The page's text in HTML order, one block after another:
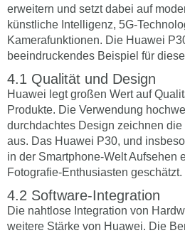
erweitern und setzt dabei auf
künstliche Intelligenz, 5G-
Kamerafunktionen. Die Huawei
beeindruckendes Beispiel für
Qualität und Design
Huawei legt großen Wert auf
Produkte. Die Verwendung
durchdachtes Design zeichnen
aus. Das Huawei P30, und
in der Smartphone-Welt Aufsehen
Fotografie-Enthusiasten geschätzt.
Software-Integration
Die nahtlose Integration von
weitere Stärke von Huawei. Die